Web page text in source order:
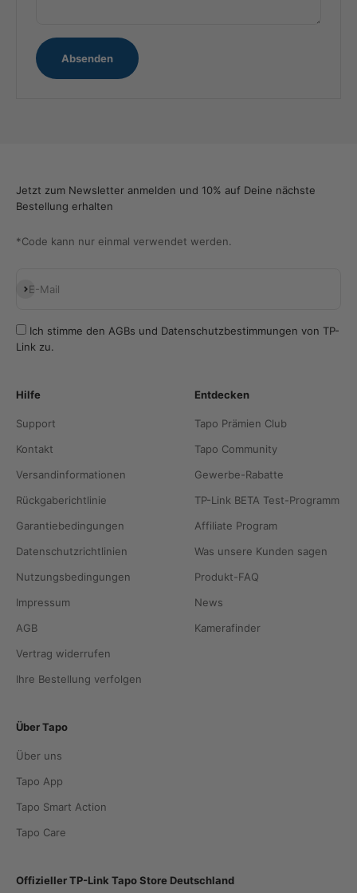
Absenden
Jetzt zum Newsletter anmelden und 10% auf Deine nächste
Bestellung erhalten
*Code kann nur einmal verwendet werden.
E-Mail
Abonnieren
Ich stimme den AGBs und Datenschutzbestimmungen von TP-
Link zu.
Hilfe
Support
Kontakt
Versandinformationen
Rückgaberichtlinie
Garantiebedingungen
Datenschutzrichtlinien
Nutzungsbedingungen
Impressum
AGB
Vertrag widerrufen
Ihre Bestellung verfolgen
Entdecken
Tapo Prämien Club
Tapo Community
Gewerbe-Rabatte
TP-Link BETA Test-Programm
Affiliate Program
Was unsere Kunden sagen
Produkt-FAQ
News
Kamerafinder
Über Tapo
Über uns
Tapo App
Tapo Smart Action
Tapo Care
Offizieller TP-Link Tapo Store Deutschland